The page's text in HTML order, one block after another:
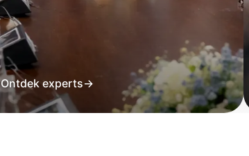
Ontdek experts→